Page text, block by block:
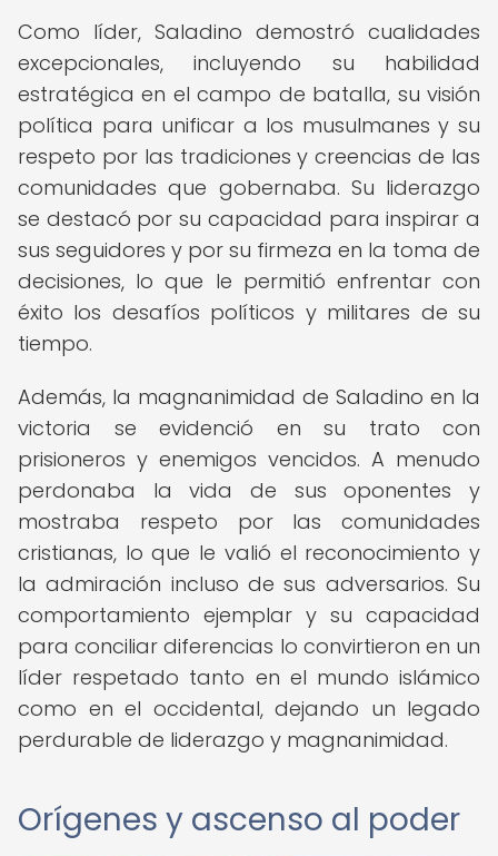
Como líder, Saladino demostró cualidades
excepcionales, incluyendo su habilidad
estratégica en el campo de batalla, su visión
política para unificar a los musulmanes y su
respeto por las tradiciones y creencias de las
comunidades que gobernaba. Su liderazgo
se destacó por su capacidad para inspirar a
sus seguidores y por su firmeza en la toma de
decisiones, lo que le permitió enfrentar con
éxito los desafíos políticos y militares de su
tiempo.
Además, la magnanimidad de Saladino en la
victoria se evidenció en su trato con
prisioneros y enemigos vencidos. A menudo
perdonaba la vida de sus oponentes y
mostraba respeto por las comunidades
cristianas, lo que le valió el reconocimiento y
la admiración incluso de sus adversarios. Su
comportamiento ejemplar y su capacidad
para conciliar diferencias lo convirtieron en un
líder respetado tanto en el mundo islámico
como en el occidental, dejando un legado
perdurable de liderazgo y magnanimidad.
Orígenes y ascenso al poder